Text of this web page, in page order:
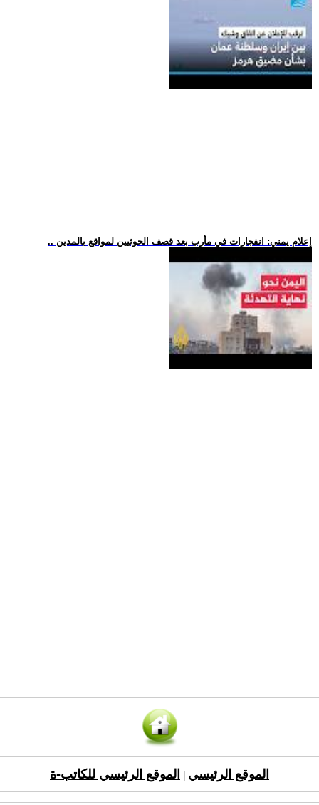
.. إعلام يمني: انفجارات في مأرب بعد قصف الحوثيين لمواقع بالمدين
الموقع الرئيسي الموقع الرئيسي للكاتب-ة